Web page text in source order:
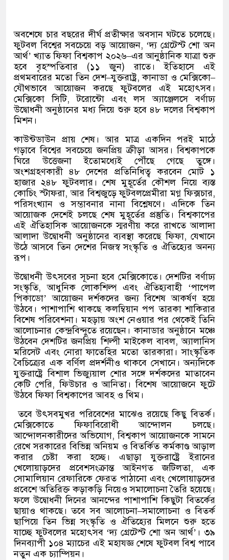
অবশেষে চার বছরের দীর্ঘ প্রতীক্ষার অবসান ঘটতে চলেছে।
ফুটবল বিশ্বের সবচেয়ে বড় আয়োজন, ‘দ্য গ্রেটেস্ট শো অন
আর্থ’খ্যাত ফিফা বিশ্বকাপ ২০২৬–এর আনুষ্ঠানিক যাত্রা শুরু
হবে বৃহস্পতিবার (১১ জুন)রাতে। ইতিহাসে এই
প্রথমবারের মতো তিন দেশ–যুক্তরাষ্ট্র,কানাডা ও মেক্সিকো–
যৌথভাবে আয়োজন করছে ফুটবলের এই মহোৎসব।
মেক্সিকো সিটি,টরোন্টো এবং লস অ্যাঞ্জেলসে বর্ণাঢ্য
উদ্বোধনী অনুষ্ঠানের মধ্য দিয়ে শুরু হবে ৪৮ দলের বিশ্বকাপ
মিশন।
কাউন্টডাউন প্রায় শেষ। আর মাত্র একদিন পরই মাঠে
গড়াবে বিশ্বের সবচেয়ে জনপ্রিয় ক্রীড়া আসর। বিশ্বকাপকে
ঘিরে উত্তেজনা ইতোমধ্যেই পৌঁছে গেছে তুঙ্গে।
অংশগ্রহণকারী ৪৮ দেশের প্রতিনিধিত্ব করবেন মোট ১
হাজার ২৪৮ ফুটবলার। শেষ মুহূর্তের কৌশল নিয়ে ব্যস্ত
কোচিং স্টাফরা,আর বিশ্বজুড়ে ফুটবলপ্রেমীরা মগ্ন ফিক্সচার,
পরিসংখ্যান ও সম্ভাবনার নানা বিশ্লেষণে। এদিকে তিন
আয়োজক দেশেই চলছে শেষ মুহূর্তের প্রস্তুতি। বিশ্বকাপের
এই ঐতিহাসিক আয়োজনকে স্মরণীয় করে রাখতে আলাদা
আলাদা উদ্বোধনী অনুষ্ঠানের ব্যবস্থা করেছে ফিফা,যেখানে
উঠে আসবে তিন দেশের নিজস্ব সংস্কৃতি ও ঐতিহ্যের অনন্য
রূপ।
উদ্বোধনী উৎসবের সূচনা হবে মেক্সিকোতে। দেশটির বর্ণাঢ্য
সংস্কৃতি,আধুনিক লোকশিল্প এবং ঐতিহ্যবাহী‘পাপেল
পিকাডো’আয়োজন দর্শকদের জন্য বিশেষ আকর্ষণ হয়ে
উঠবে। পাশাপাশি থাকছে কলম্বিয়ান পপ তারকা শাকিরার
বিশেষ পরিবেশনা। মহড়ায় অংশ নেওয়ার পর থেকেই তিনি
আলোচনার কেন্দ্রবিন্দুতে রয়েছেন। কানাডার অনুষ্ঠানে মঞ্চে
উঠবেন দেশটির জনপ্রিয় শিল্পী মাইকেল বাবল,অ্যালানিস
মরিসেট এবং নোরা ফাতেহির মতো তারকারা। সাংস্কৃতিক
বৈচিত্র্যের এক বর্ণিল প্রদর্শনীও থাকবে সেখানে। অন্যদিকে
যুক্তরাষ্ট্রে বিশাল ভিজ্যুয়াল শোর সঙ্গে দর্শকদের মাতাবেন
কেটি পেরি,ফিউচার ও আনিতা। বিশেষ আয়োজনে ফুটে
উঠবে ফিফা বিশ্বকাপের আবহ ও থিম।
তবে উৎসবমুখর পরিবেশের মাঝেও রয়েছে কিছু বিতর্ক।
মেক্সিকোতে ফিফাবিরোধী আন্দোলন চলছে।
আন্দোলনকারীদের অভিযোগ,বিশ্বকাপ আয়োজনকে সামনে
রেখে সরকারের বিভিন্ন অনিয়ম ও বিতর্কিত কর্মকাণ্ড আড়াল
করার চেষ্টা করা হচ্ছে। এছাড়া যুক্তরাষ্ট্রে ইরানের
খেলোয়াড়দের প্রবেশসংক্রান্ত আইনগত জটিলতা, এক
সোমালিয়ান রেফারিকে ফেরত পাঠানো এবং খেলোয়াড়দের
প্রবেশে অতিরিক্ত কড়াকড়ি নিয়েও সমালোচনা তৈরি হয়েছে।
ফলে উদ্বোধনী দিনের আনন্দের পাশাপাশি কিছুটা বিতর্কের
ছায়াও থাকছে। তবে সব আলোচনা–সমালোচনা ও বিতর্ক
ছাপিয়ে তিন ভিন্ন সংস্কৃতি ও ঐতিহ্যের মিলনে শুরু হতে
যাচ্ছে ফুটবলের মহোৎসব‘দ্য গ্রেটেস্ট শো অন আর্থ’ । ৩৯
দিনব্যাপী ১০৪ ম্যাচের এই মহাযজ্ঞ শেষে ফুটবল বিশ্ব পাবে
নতুন এক চ্যাম্পিয়ন।